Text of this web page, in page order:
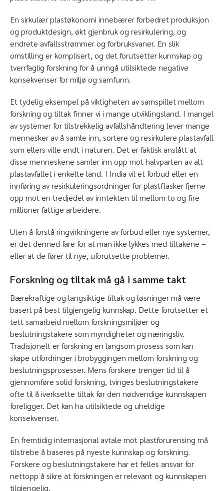
En sirkulær plastøkonomi innebærer forbedret produksjon
og produktdesign, økt gjenbruk og resirkulering, og
endrete avfallsstrømmer og forbruksvaner. En slik
omstilling er komplisert, og det forutsetter kunnskap og
tverrfaglig forskning for å unngå utilsiktede negative
konsekvenser for miljø og samfunn.
Et tydelig eksempel på viktigheten av samspillet mellom
forskning og tiltak finner vi i mange utviklingsland. I mangel
av systemer for tilstrekkelig avfallshåndtering lever mange
mennesker av å samle inn, sortere og resirkulere plastavfall
som ellers ville endt i naturen. Det er faktisk anslått at
disse menneskene samler inn opp mot halvparten av alt
plastavfallet i enkelte land. I India vil et forbud eller en
innføring av resirkuleringsordninger for plastflasker fjerne
opp mot en tredjedel av inntekten til mellom to og fire
millioner fattige arbeidere.
Uten å forstå ringvirkningene av forbud eller nye systemer,
er det dermed fare for at man ikke lykkes med tiltakene –
eller at de fører til nye, uforutsette problemer.
Forskning og tiltak må gå i samme takt
Bærekraftige og langsiktige tiltak og løsninger må være
basert på best tilgjengelig kunnskap. Dette forutsetter et
tett samarbeid mellom forskningsmiljøer og
beslutningstakere som myndigheter og næringsliv.
Tradisjonelt er forskning en langsom prosess som kan
skape utfordringer i brobyggingen mellom forskning og
beslutningsprosesser. Mens forskere trenger tid til å
gjennomføre solid forskning, tvinges beslutningstakere
ofte til å iverksette tiltak før den nødvendige kunnskapen
foreligger. Det kan ha utilsiktede og uheldige
konsekvenser.
En fremtidig internasjonal avtale mot plastforurensing må
tilstrebe å baseres på nyeste kunnskap og forskning.
Forskere og beslutningstakere har et felles ansvar for
nettopp å sikre at forskningen er relevant og kunnskapen
tilgjengelig.